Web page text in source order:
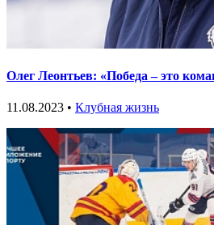
Олег Леонтьев: «Победа – это
11.08.2023 • Клубная жизнь